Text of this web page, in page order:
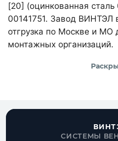
[20] (оцинкованная
00141751. Завод ВИНТЭЛ
отгрузка по Москве и МО
монтажных организаций.
СИСТЕМЫ